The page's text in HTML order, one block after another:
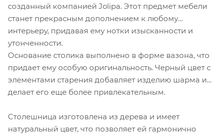
созданный компанией Jolipa. Этот предмет мебели
станет прекрасным дополнением к любому
интерьеру, придавая ему нотки изысканности и
утонченности.
Основание столика выполнено в форме вазона, что
придает ему особую оригинальность. Черный цвет с
элементами старения добавляет изделию шарма и
делает его еще более привлекательным.
Столешница изготовлена из дерева и имеет
натуральный цвет, что позволяет ей гармонично